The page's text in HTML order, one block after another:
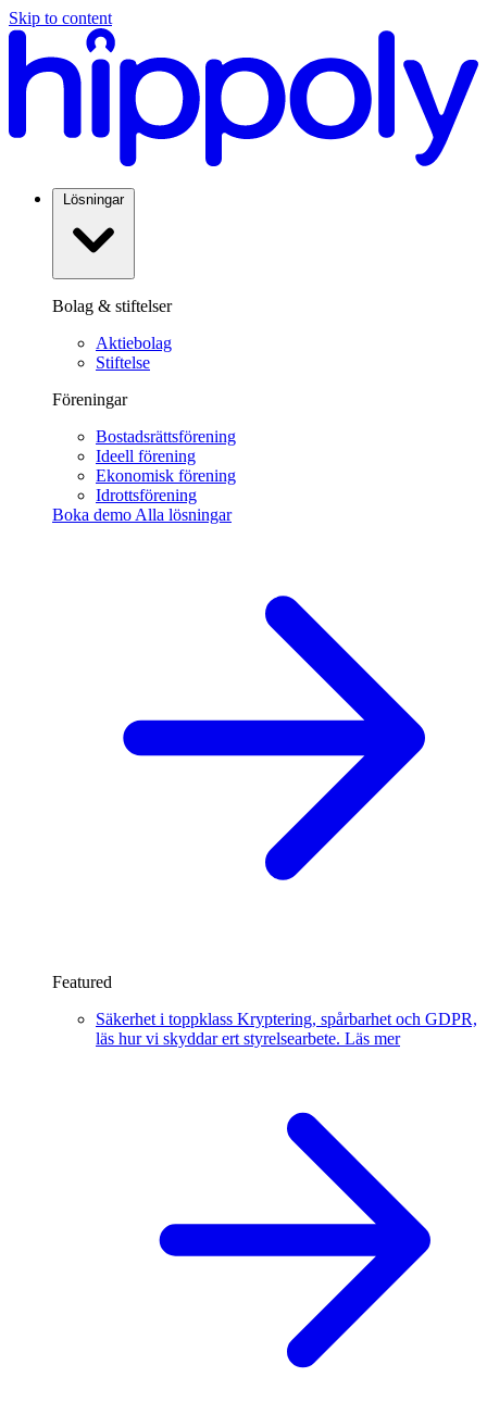
Skip to content
Lösningar
Bolag & stiftelser
Aktiebolag
Stiftelse
Föreningar
Bostadsrättsförening
Ideell förening
Ekonomisk förening
Idrottsförening
Boka demo Alla lösningar
Featured
Säkerhet i toppklass Kryptering, spårbarhet och GDPR,
läs hur vi skyddar ert styrelsearbete. Läs mer